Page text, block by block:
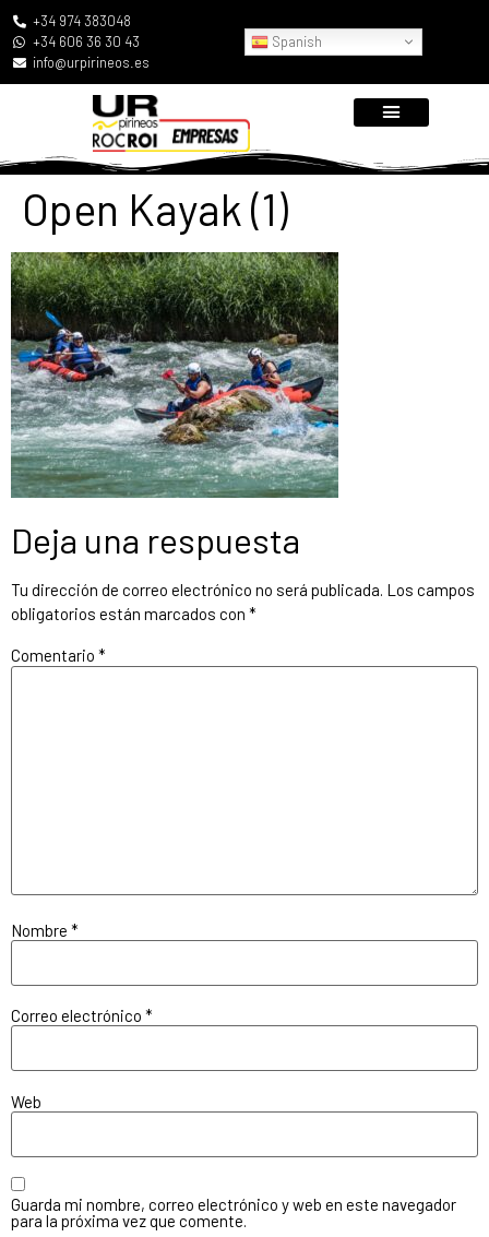
+34 974 383048
+34 606 36 30 43
info@urpirineos.es
Spanish
Open Kayak (1)
Deja una respuesta
Tu dirección de correo electrónico no será publicada. Los campos
obligatorios están marcados con *
Comentario *
Nombre *
Correo electrónico *
Web
Guarda mi nombre, correo electrónico y web en este navegador
para la próxima vez que comente.